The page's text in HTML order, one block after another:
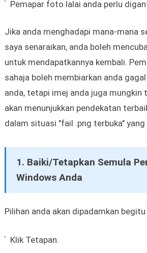
Pemapar foto lalai anda perlu
Jika anda menghadapi mana-mana
saya senaraikan, anda boleh
untuk mendapatkannya kembali.
sahaja boleh membiarkan anda
anda, tetapi imej anda juga mungkin
akan menunjukkan pendekatan
dalam situasi "fail .png terbuka" yang
1. Baiki/Tetapkan Semula
Windows Anda
Pilihan anda akan dipadamkan begitu
Klik Tetapan.